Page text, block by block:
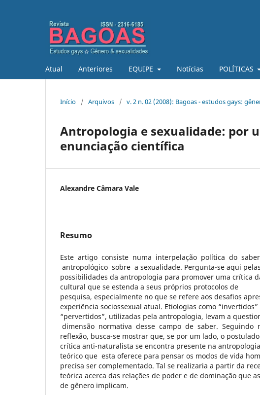
Atual Anteriores EQUIPE Notícias POLÍTICAS
Início / Arquivos / v. 2 n. 02 (2008): Bagoas - estudos gays:
Antropologia e sexualidade: por
enunciação científica
Alexandre Câmara Vale
Resumo
Este artigo consiste numa interpelação política do saber
antropológico sobre a sexualidade. Pergunta-se aqui pelas
possibilidades da antropologia para promover uma crítica
cultural que se estenda a seus próprios protocolos de
pesquisa, especialmente no que se refere aos desafios
experiência sociossexual atual. Etiologias como “invertidos”
“pervertidos”, utilizadas pela antropologia, levam a
dimensão normativa desse campo de saber. Seguindo
reflexão, busca-se mostrar que, se por um lado, o
crítica anti-naturalista se encontra presente na
teórico que esta oferece para pensar os modos de vida
precisa ser complementado. Tal se realizaria a partir da
teórica acerca das relações de poder e de dominação que
de gênero implicam.